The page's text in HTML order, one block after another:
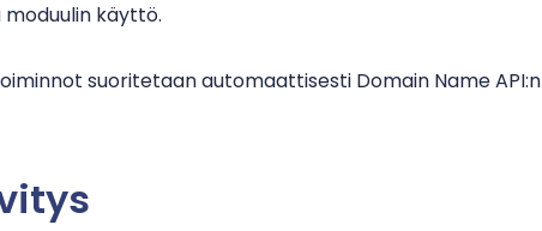
käyttö.
suoritetaan automaattisesti Domain Name API:n